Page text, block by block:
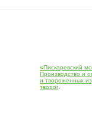
«Пискаревский
Производство и
и твороженных
творог.